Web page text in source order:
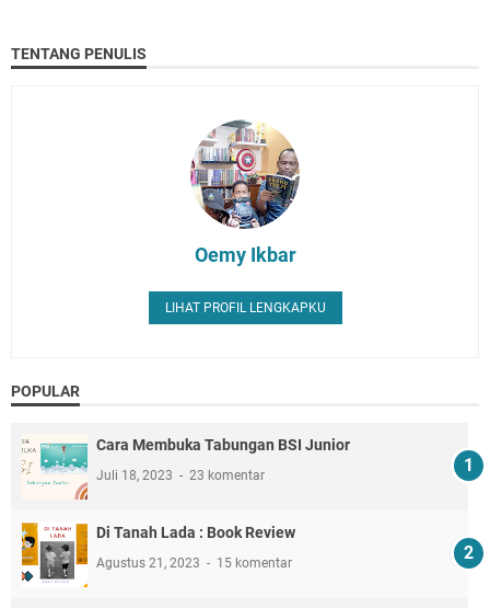
TENTANG PENULIS
Oemy Ikbar
LIHAT PROFIL LENGKAPKU
POPULAR
Cara Membuka Tabungan BSI Junior
Juli 18, 2023 23 komentar
Di Tanah Lada : Book Review
Agustus 21, 2023 15 komentar